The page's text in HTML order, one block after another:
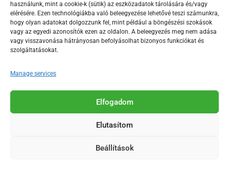
használunk, mint a cookie-k (sütik) az eszközadatok tárolására és/vagy
elérésére. Ezen technológiákba való beleegyezése lehetővé teszi számunkra,
hogy olyan adatokat dolgozzunk fel, mint például a böngészési szokások
vagy az egyedi azonosítók ezen az oldalon. A beleegyezés meg nem adása
vagy visszavonása hátrányosan befolyásolhat bizonyos funkciókat és
szolgáltatásokat.
Manage services
Elfogadom
Elutasítom
Beállítások
F
a
c
e
o
o
-
Y
o
u
t
b
e
s
T
i
k
Az Érd Média médiaszolgáltatási tevékenységét a
Médiatanács a Magyar Média Mecenatúra program
2018-2026. © Minden jog fenntartva, Érd Megyei Jogú Város